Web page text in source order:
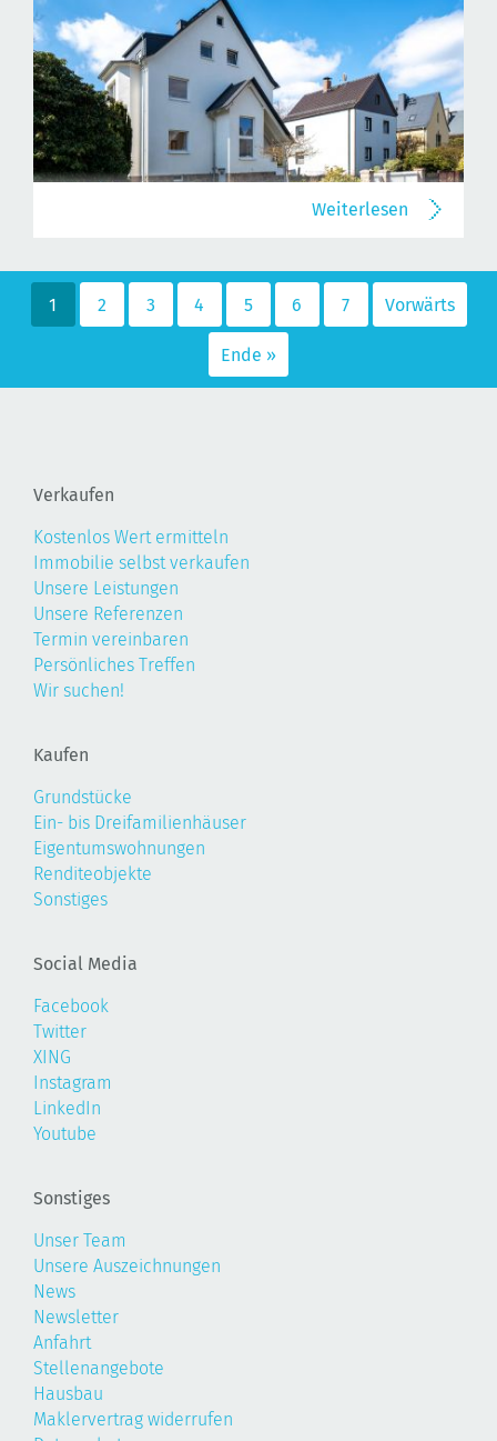
Weiterlesen
1 2 3 4 5 6 7 Vorwärts
Ende »
Verkaufen
Kostenlos Wert ermitteln
Immobilie selbst verkaufen
Unsere Leistungen
Unsere Referenzen
Termin vereinbaren
Persönliches Treffen
Wir suchen!
Kaufen
Grundstücke
Ein- bis Dreifamilienhäuser
Eigentumswohnungen
Renditeobjekte
Sonstiges
Social Media
Facebook
Twitter
XING
Instagram
LinkedIn
Youtube
Sonstiges
Unser Team
Unsere Auszeichnungen
News
Newsletter
Anfahrt
Stellenangebote
Hausbau
Maklervertrag widerrufen